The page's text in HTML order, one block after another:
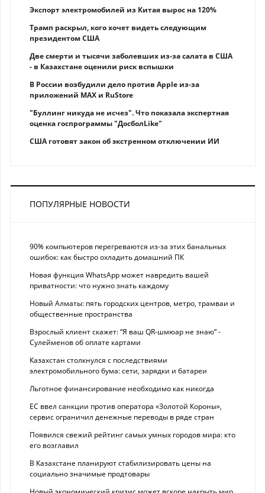
Экспорт электромобилей из Китая вырос на 120%
Трамп раскрыл, кого хочет видеть следующим
президентом США
Две смерти и тысячи заболевших из-за салата в США
- в Казахстане оценили риск вспышки
В России возбудили дело против Apple из-за
приложений MAX и RuStore
"Буллинг никуда не исчез". Что показала экспертная
оценка госпрограммы "ДосболLike"
США готовят закон об экстренном отключении ИИ
ПОПУЛЯРНЫЕ НОВОСТИ
90% компьютеров перегреваются из-за этих банальных
ошибок: как быстро охладить домашний ПК
Новая функция WhatsApp может навредить вашей
приватности: что нужно знать каждому
Новый Алматы: пять городских центров, метро, трамваи и
общественные пространства
Взрослый клиент скажет: “Я ваш QR-шмюар не знаю“ -
Сулейменов об оплате картами
Казахстан столкнулся с последствиями
электромобильного бума: сети, зарядки и батареи
Льготное финансирование необходимо как никогда
ЕС ввел санкции против оператора «Золотой Короны»,
сервис ограничил денежные переводы в ряде стран
Появился свежий рейтинг самых умных городов мира: кто
его возглавил
В Казахстане планируют стабилизировать цены на
социально значимые продтовары